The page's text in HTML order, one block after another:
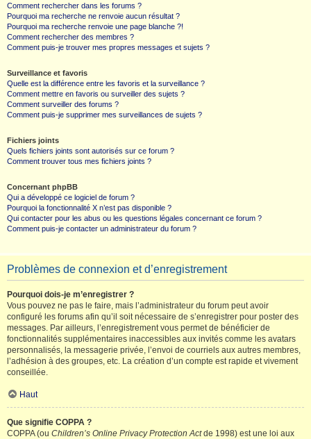
Comment rechercher dans les forums ?
Pourquoi ma recherche ne renvoie aucun résultat ?
Pourquoi ma recherche renvoie une page blanche ?!
Comment rechercher des membres ?
Comment puis-je trouver mes propres messages et sujets ?
Surveillance et favoris
Quelle est la différence entre les favoris et la surveillance ?
Comment mettre en favoris ou surveiller des sujets ?
Comment surveiller des forums ?
Comment puis-je supprimer mes surveillances de sujets ?
Fichiers joints
Quels fichiers joints sont autorisés sur ce forum ?
Comment trouver tous mes fichiers joints ?
Concernant phpBB
Qui a développé ce logiciel de forum ?
Pourquoi la fonctionnalité X n’est pas disponible ?
Qui contacter pour les abus ou les questions légales concernant ce forum ?
Comment puis-je contacter un administrateur du forum ?
Problèmes de connexion et d’enregistrement
Pourquoi dois-je m’enregistrer ?
Vous pouvez ne pas le faire, mais l’administrateur du forum peut avoir
configuré les forums afin qu’il soit nécessaire de s’enregistrer pour poster des
messages. Par ailleurs, l’enregistrement vous permet de bénéficier de
fonctionnalités supplémentaires inaccessibles aux invités comme les avatars
personnalisés, la messagerie privée, l’envoi de courriels aux autres membres,
l’adhésion à des groupes, etc. La création d’un compte est rapide et vivement
conseillée.
Haut
Que signifie COPPA ?
COPPA (ou Children’s Online Privacy Protection Actde 1998) est une loi aux